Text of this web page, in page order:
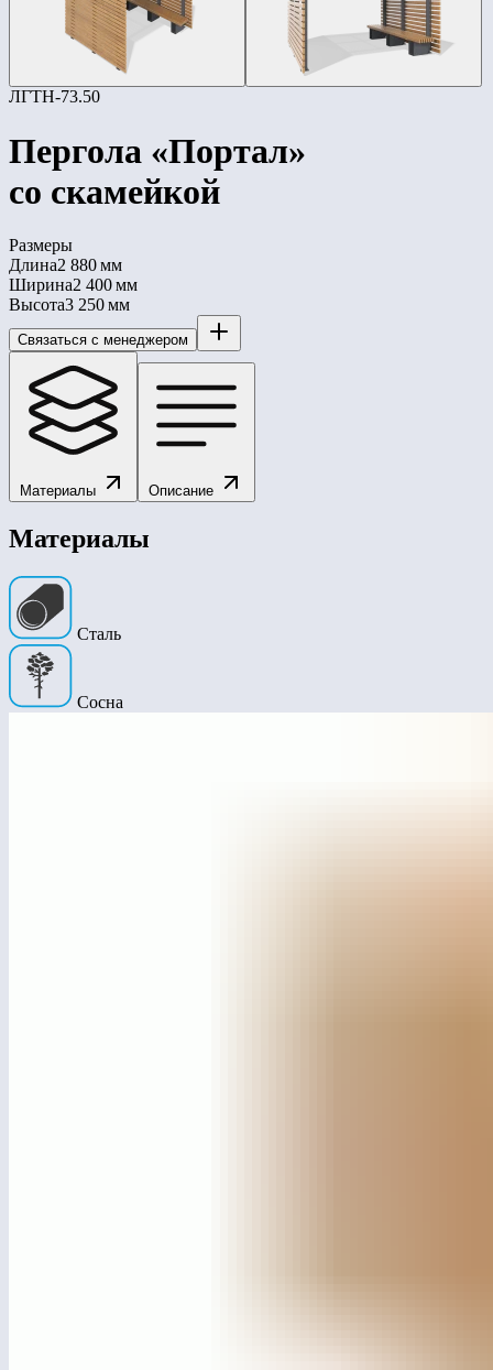
ЛГТН-73.50
Пергола «Портал»
со скамейкой
Размеры
Длина2 880 мм
Ширина2 400 мм
Высота3 250 мм
Связаться с менеджером
Материалы Описание
Материалы
Сталь
Сосна